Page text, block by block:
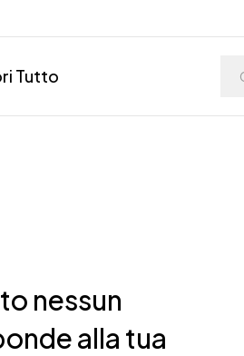
Tutto
nessun
alla tua